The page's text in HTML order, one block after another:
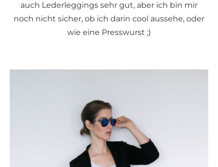
auch Lederleggings sehr gut, aber ich bin mir
noch nicht sicher, ob ich darin cool aussehe, oder
wie eine Presswurst ;)